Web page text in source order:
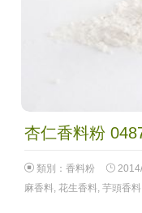
杏仁香料粉
類別： 香料粉
麻香料, 花生香料, 芋頭香料